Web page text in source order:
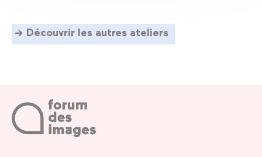
Découvrir les autres ateliers